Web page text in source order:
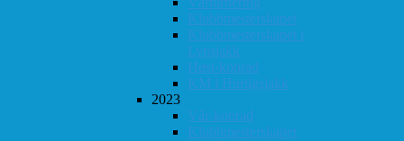
Klubbmesterskapet
Klubbmesterskapet i
Lynsjakk
Høst-konrad
KM i Hurtigsjakk
2023
Vår-konrad
Klubbmesterskapet